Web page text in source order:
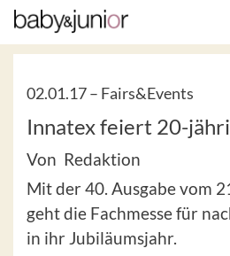
02.01.17 – Fairs&Events
Innatex feiert 20-
Von Redaktion
Mit der 40. Ausgabe vom
geht die Fachmesse für
in ihr Jubiläumsjahr.